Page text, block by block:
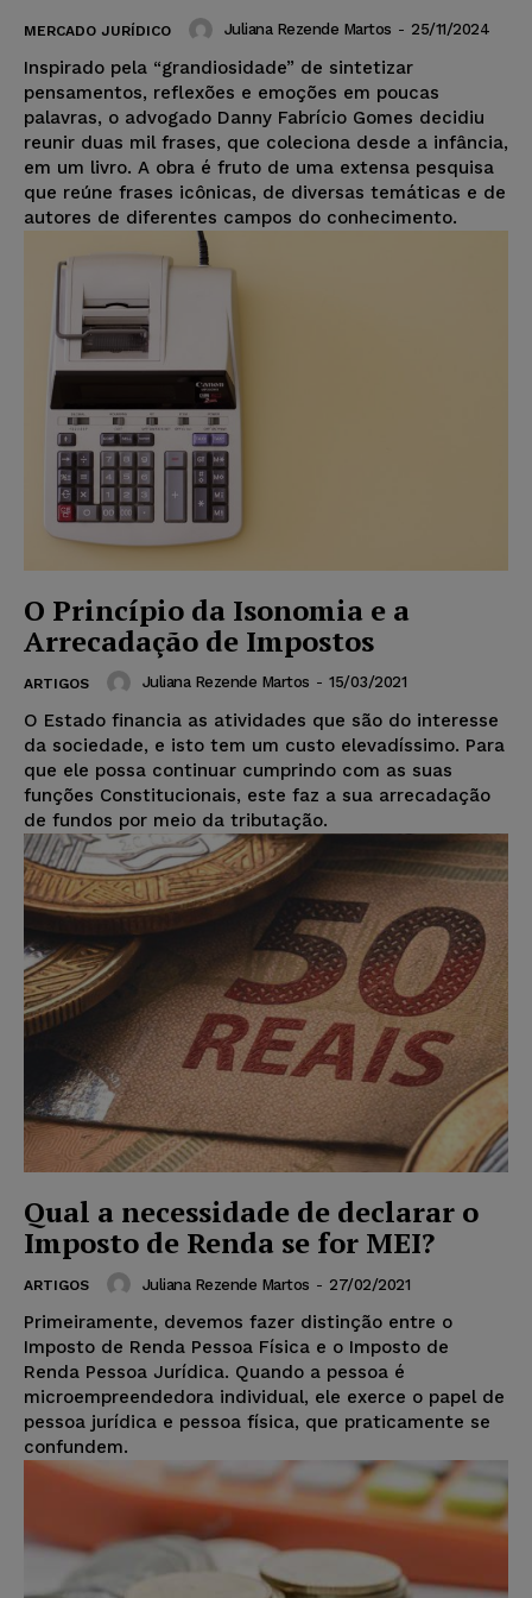
MERCADO JURÍDICO Juliana Rezende Martos - 25/11/2024
Inspirado pela “grandiosidade” de sintetizar
pensamentos, reflexões e emoções em poucas
palavras, o advogado Danny Fabrício Gomes decidiu
reunir duas mil frases, que coleciona desde a infância,
em um livro. A obra é fruto de uma extensa pesquisa
que reúne frases icônicas, de diversas temáticas e de
autores de diferentes campos do conhecimento.
O Princípio da Isonomia e a
Arrecadação de Impostos
ARTIGOS Juliana Rezende Martos - 15/03/2021
O Estado financia as atividades que são do interesse
da sociedade, e isto tem um custo elevadíssimo. Para
que ele possa continuar cumprindo com as suas
funções Constitucionais, este faz a sua arrecadação
de fundos por meio da tributação.
Qual a necessidade de declarar o
Imposto de Renda se for MEI?
ARTIGOS Juliana Rezende Martos - 27/02/2021
Primeiramente, devemos fazer distinção entre o
Imposto de Renda Pessoa Física e o Imposto de
Renda Pessoa Jurídica. Quando a pessoa é
microempreendedora individual, ele exerce o papel de
pessoa jurídica e pessoa física, que praticamente se
confundem.